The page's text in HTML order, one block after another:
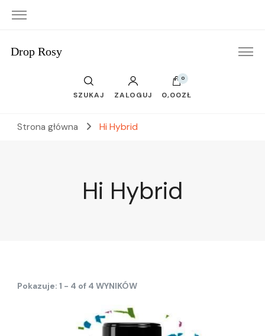
Drop Rosy
SZUKAJ ZALOGUJ
0
0,00ZŁ
Strona główna Hi Hybrid
Hi Hybrid
Pokazuje: 1 - 4 of 4 WYNIKÓW